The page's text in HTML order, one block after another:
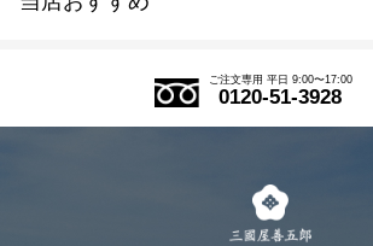
式部の香りシリーズ
会員規約について
ご注文専用 平日 9:00〜17:00
0120-51-3928